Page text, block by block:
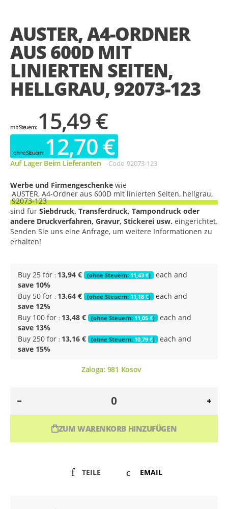
beginning
of
the
images
gallery
AUSTER, A4-ORDNER
AUS 600D MIT
LINIERTEN SEITEN,
HELLGRAU, 92073-123
15,49 €
12,70 €
Auf Lager Beim Lieferanten Code 92073-123
Werbe und Firmengeschenke wie
AUSTER, A4-Ordner aus 600D mit linierten Seiten, hellgrau,
92073-123
sind für Siebdruck, Transferdruck, Tampondruck oder
andere Druckverfahren, Gravur, Stickerei usw. eingerichtet.
Senden Sie uns eine Anfrage, um weitere Informationen zu
erhalten!
Buy 25 for 13,94 € 11,43 €
each and
save 10%
Buy 50 for 13,64 € 11,18 €
each and
save 12%
Buy 100 for 13,48 € 11,05 €
each and
save 13%
Buy 250 for 13,16 € 10,79 €
each and
save 15%
Zaloga: 981 Kosov
ZUM WARENKORB HINZUFÜGEN
TEILE EMAIL